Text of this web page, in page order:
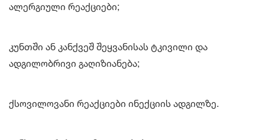
ალერგიული რეაქციები;
კუნთში ან კანქვეშ შეყვანისას ტკივილი და
ადგილობრივი გაღიზიანება;
ქსოვილოვანი რეაქციები ინექციის ადგილზე.